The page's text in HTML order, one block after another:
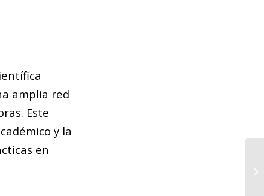
amplia red
Este
y la
en